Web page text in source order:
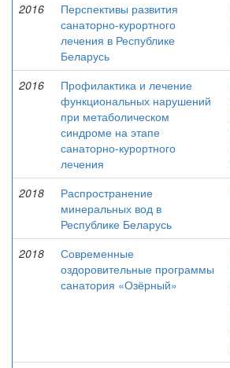
2016
Перспективы развития
санаторно-курортного
лечения в Республике
Беларусь
2016
Профилактика и лечение
функциональных нарушений
при метаболическом
синдроме на этапе
санаторно-курортного
лечения
2018
Распространение
минеральных вод в
Республике Беларусь
2018
Современные
оздоровительные программы
санатория «Озёрный»